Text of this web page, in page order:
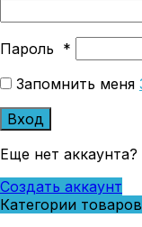
Пароль *
Запомнить меня
Вход
Еще нет аккаунта?
Создать аккаунт
Категории товаров